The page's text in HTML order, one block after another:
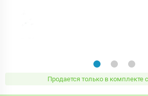
Продается только в комплекте